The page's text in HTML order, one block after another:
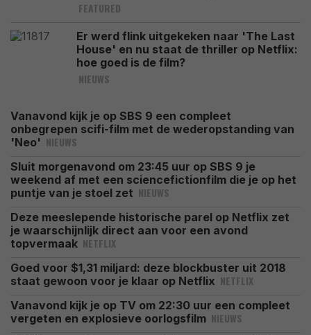
FEATURED
Er werd flink uitgekeken naar 'The Last
House' en nu staat de thriller op Netflix:
hoe goed is de film?
NIEUWS
Vanavond kijk je op SBS 9 een compleet
onbegrepen scifi-film met de wederopstanding van
'Neo' NIEUWS
Sluit morgenavond om 23:45 uur op SBS 9 je
weekend af met een sciencefictionfilm die je op het
puntje van je stoel zet NIEUWS
Deze meeslepende historische parel op Netflix zet
je waarschijnlijk direct aan voor een avond
topvermaak NETFLIX
Goed voor $1,31 miljard: deze blockbuster uit 2018
staat gewoon voor je klaar op Netflix NETFLIX
Vanavond kijk je op TV om 22:30 uur een compleet
vergeten en explosieve oorlogsfilm NIEUWS